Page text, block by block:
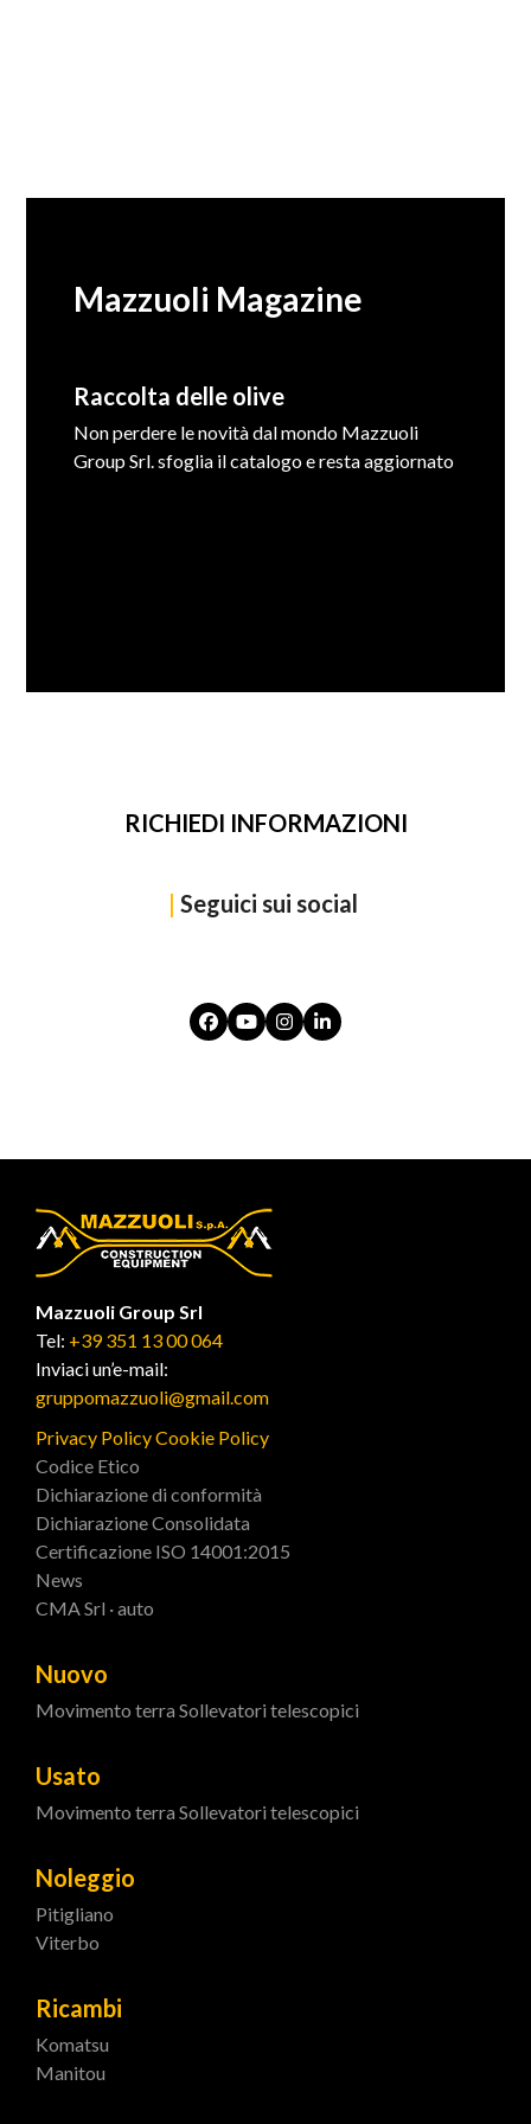
Mazzuoli Magazine
Raccolta delle olive
Non perdere le novità dal mondo Mazzuoli
Group Srl. sfoglia il catalogo e resta aggiornato
RICHIEDI INFORMAZIONI
| Seguici sui social
Facebook
YouTubeInstagram
LinkedIn
Mazzuoli Group Srl
Tel: +39 351 13 00 064
Inviaci un’e-mail:
gruppomazzuoli@gmail.com
Privacy PolicyCookie Policy
Codice Etico
Dichiarazione di conformità
Dichiarazione Consolidata
Certificazione ISO 14001:2015
News
CMA Srl · auto
Nuovo
Movimento terra Sollevatori telescopici
Usato
Movimento terra Sollevatori telescopici
Noleggio
Pitigliano
Viterbo
Ricambi
Komatsu
Manitou